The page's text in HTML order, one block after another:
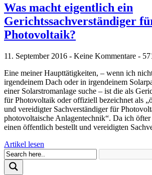
Was macht eigentlich ein
Gerichtssachverständiger
Photovoltaik?
11. September 2016 - Keine Kommentare -
Eine meiner Haupttätigkeiten, – wenn ich
irgendeinem Dach oder in irgendeinem
einer Solarstromanlage suche – ist die als
für Photovoltaik oder offiziell bezeichnet als
und vereidigter Sachverständiger für
photovoltaische Anlagentechnik“. Da ich
einen öffentlich bestellt und vereidigten
Artikel lesen